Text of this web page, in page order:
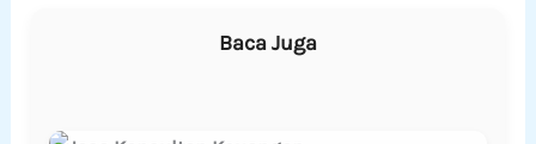
Baca Juga